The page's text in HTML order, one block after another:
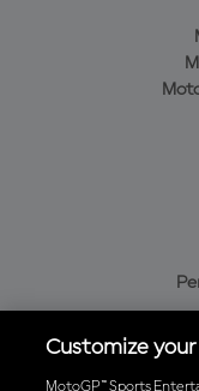
Customize
MotoGP™ Sports